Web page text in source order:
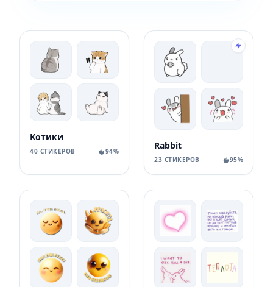
Котики
40 СТИКЕРОВ 94%
Rabbit
23 СТИКЕРОВ 95%